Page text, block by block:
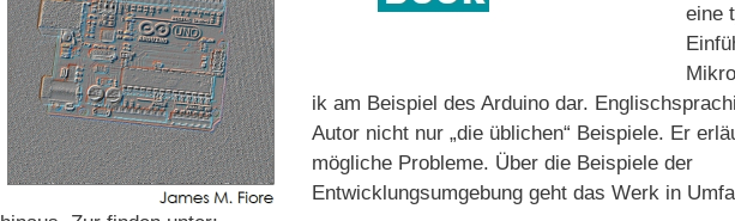
eine
ik am Beispiel des Arduino dar.
Autor nicht nur „die üblichen“ Beispiele. Er
mögliche Probleme. Über die Beispiele der
Entwicklungsumgebung geht das Werk in